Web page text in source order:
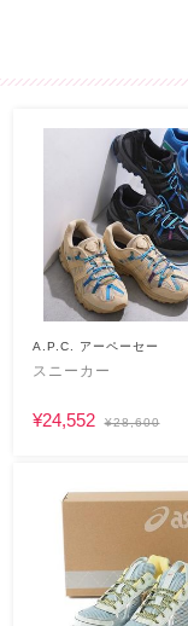
A.P.C. アーペーセー
スニーカー
¥24,552 ¥28,600